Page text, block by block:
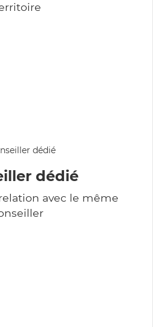
dédié
avec le même